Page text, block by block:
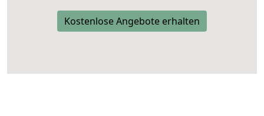
Kostenlose Angebote erhalten